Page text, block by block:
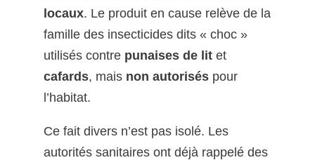
locaux. Le produit en cause relève de la
famille des insecticides dits « choc »
utilisés contre punaises de lit et
cafards, mais non autorisés pour
l’habitat.
Ce fait divers n’est pas isolé. Les
autorités sanitaires ont déjà rappelé des